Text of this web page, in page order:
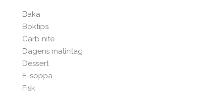
Baka
Boktips
Carb nite
Dagens matintag
Dessert
E-soppa
Fisk